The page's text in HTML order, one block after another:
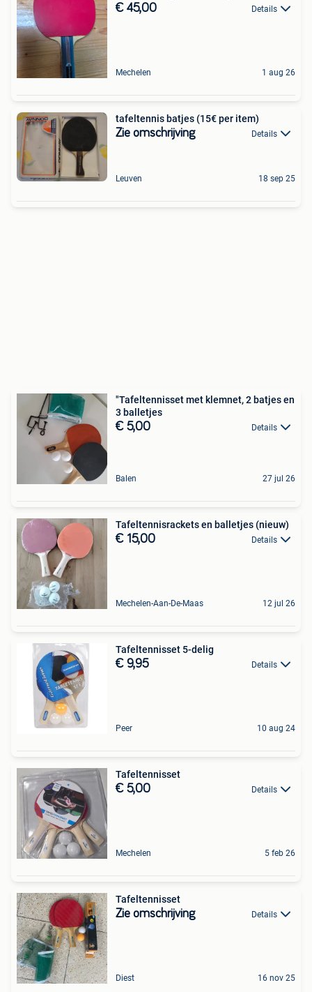
€ 45,00 Details
Mechelen 1 aug 26
tafeltennis batjes (15€ per item)
Zie omschrijving Details
Leuven 18 sep 25
"Tafeltennisset met klemnet, 2 batjes en
3 balletjes
€ 5,00 Details
Balen 27 jul 26
Tafeltennisrackets en balletjes (nieuw)
€ 15,00 Details
Mechelen-Aan-De-Maas 12 jul 26
Tafeltennisset 5-delig
€ 9,95 Details
Peer 10 aug 24
Tafeltennisset
€ 5,00 Details
Mechelen 5 feb 26
Tafeltennisset
Zie omschrijving Details
Diest 16 nov 25